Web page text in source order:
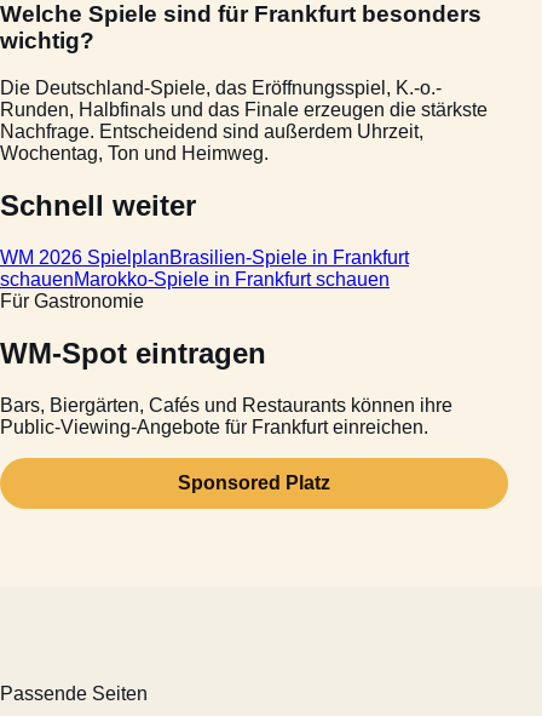
Welche Spiele sind für Frankfurt besonders
wichtig?
Die Deutschland-Spiele, das Eröffnungsspiel, K.-o.-
Runden, Halbfinals und das Finale erzeugen die stärkste
Nachfrage. Entscheidend sind außerdem Uhrzeit,
Wochentag, Ton und Heimweg.
Schnell weiter
WM 2026 SpielplanBrasilien-Spiele in Frankfurt
schauenMarokko-Spiele in Frankfurt schauen
Für Gastronomie
WM-Spot eintragen
Bars, Biergärten, Cafés und Restaurants können ihre
Public-Viewing-Angebote für Frankfurt einreichen.
Sponsored Platz
Passende Seiten